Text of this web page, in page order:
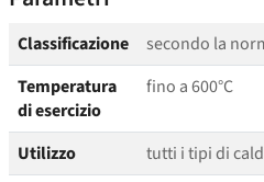
Classificazione
secondo la
Temperatura
di esercizio
fino a 600°C
Utilizzo
tutti i tipi di